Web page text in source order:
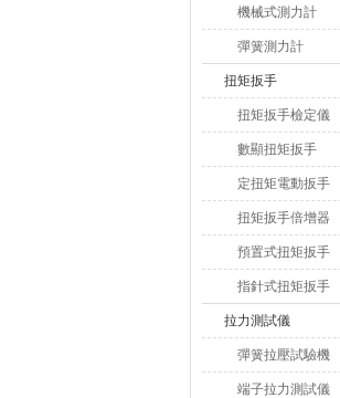
機械式測力計
彈簧測力計
扭矩扳手
扭矩扳手檢定儀
數顯扭矩扳手
定扭矩電動扳手
扭矩扳手倍增器
預置式扭矩扳手
指針式扭矩扳手
拉力測試儀
彈簧拉壓試驗機
端子拉力測試儀